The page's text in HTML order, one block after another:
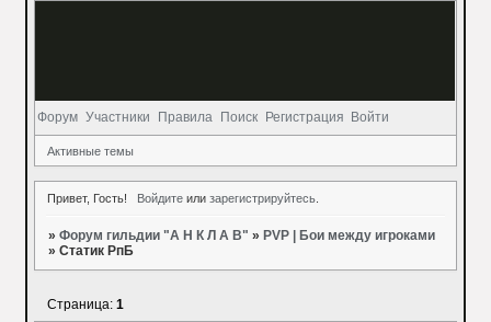
Форум Участники Правила Поиск Регистрация Войти
Активные темы
Привет, Гость! Войдитеили зарегистрируйтесь.
»Форум гильдии "А Н К Л А В" » PVP | Бои между игроками
»Статик РпБ
Страница:1